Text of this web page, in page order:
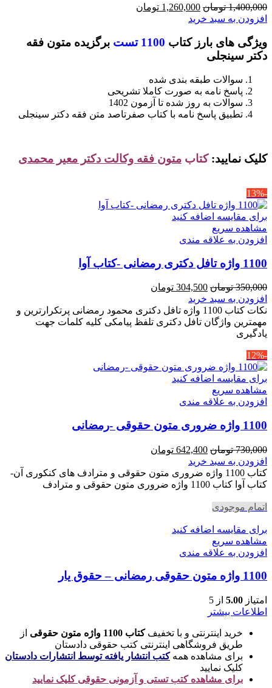
1,400,000 تومان قیمت
اصلی
بود.
1,260,000 تومان
است.
افزودن به سبد خرید
ویژگی های بارز کتاب 1100 تست
برگزیده متون فقه
دکتر سینجلی
سوالات طبقه بندی شده
پاسخ نامه به صورت کاملا تشریحی
سوالات به روز شده تا آزمون 1402
تطبیق پاسخ نامه با کتاب صفرتاصد متن فقه دکتر سینجلی
کلیک نمایید: کتاب متون فقه وکالت دکتر معیر محمدی
-13%
برای مقایسه اضافه کنید
مشاهده سریع
افزودن به علاقه مندی
1100 واژه تافل دکتری رمضانی -کتاب آوا
350,000 تومان قیمت
اصلی
350,000 تومان
بود.
304,500 تومان
304,500 تومان
است.
افزودن به سبد خرید
نکات کتاب 1100 واژه تافل دکتری محمود رمضانی پرتکرارترین و
مهمترین واژگان تافل دکتری تلفظ پیامکی کلیه کلمات جهت
یادگیری
-12%
برای مقایسه اضافه کنید
مشاهده سریع
افزودن به علاقه مندی
1100 واژه ضروری متون حقوقی -رمضانی
730,000 تومان قیمت
اصلی
730,000 تومان
بود.
642,400 تومان
642,400 تومان
است.
افزودن به سبد خرید
کتاب 1100 واژه ضروری متون حقوقی و مترادف های کنکوری آن-
کتاب آوا کتاب 1100 واژه ضروری متون حقوقی و مترادف
اتمام موجودی
برای مقایسه اضافه کنید
مشاهده سریع
افزودن به علاقه مندی
1100 واژه متون حقوقی رمضانی – حقوق یار
امتیاز 5.00 از 5
اطلاعات بیشتر
خرید اینترنتی و با تخفیفکتاب 1100 واژه متون حقوقی
از
طریق فروشگاهی اینترنتی کتب حقوقی دادستان
برای مشاهده همهکتب انتشار یافته توسط انتشارات دادستان
کلیک نمایید
برای مشاهده کتب تستی و آزمونی حقوقی کلیک نمایید